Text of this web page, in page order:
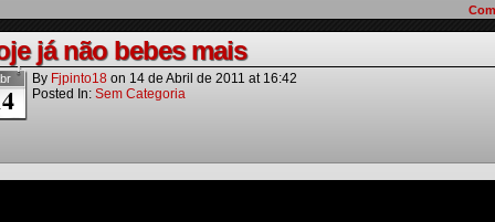
já não bebes mais
By Fjpinto18 on 14 de Abril de 2011 at 16:42
Posted In: Sem Categoria